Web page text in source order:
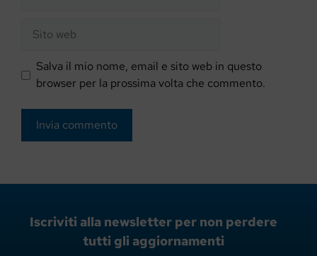
web
Salva il mio nome, email e sito web in questo
browser per la prossima volta che commento.
Iscriviti alla newsletter per non perdere
tutti gli aggiornamenti